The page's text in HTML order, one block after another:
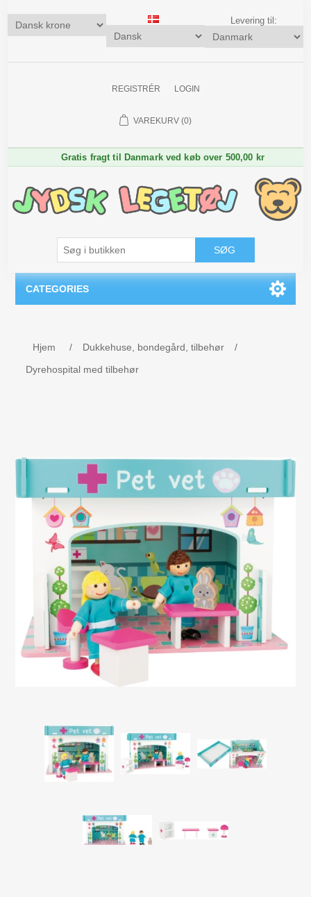
Levering til:
REGISTRÉR LOGIN
VAREKURV (0)
Gratis fragt til Danmark ved køb over 500,00 kr
SØG
CATEGORIES
Bog - Kira fejrer jul i Danmark
Værktøj i træ
Dåbsgave - Barselsgave
Børnesenge
Mojo Dyr
Aktivitets Legetøj til børn, 0-3 år
Diverse
Dukker og tilbehør
Hjem / Dukkehuse, bondegård, tilbehør
/
Dyrehospital med tilbehør